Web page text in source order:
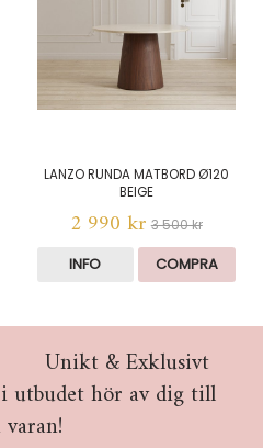
LANZO RUNDA MATBORD Ø120
BEIGE
2 990 kr 3 500 kr
INFO COMPRA
Unikt & Exklusivt
utbudet hör av dig till